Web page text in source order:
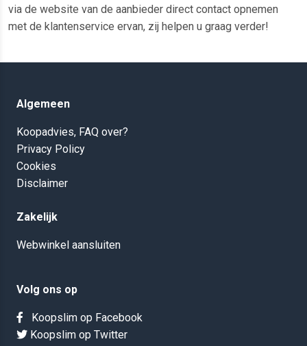
via de website van de aanbieder direct contact opnemen
met de klantenservice ervan, zij helpen u graag verder!
Algemeen
Koopadvies, FAQ over?
Privacy Policy
Cookies
Disclaimer
Zakelijk
Webwinkel aansluiten
Volg ons op
Koopslim op Facebook
Koopslim op Twitter